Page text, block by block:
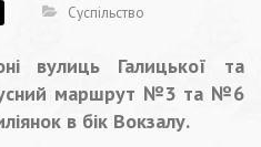
Суспільство
вулиць Галицької та
маршрут №3 та №6
в бік Вокзалу.